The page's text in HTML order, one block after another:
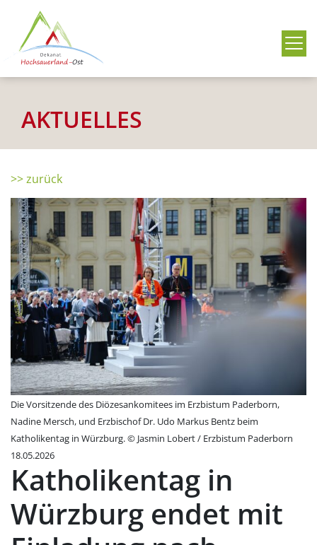
AKTUELLES
>> zurück
Die Vorsitzende des Diözesankomitees im Erzbistum Paderborn,
Nadine Mersch, und Erzbischof Dr. Udo Markus Bentz beim
Katholikentag in Würzburg. © Jasmin Lobert / Erzbistum Paderborn
18.05.2026
Katholikentag in
Würzburg endet mit